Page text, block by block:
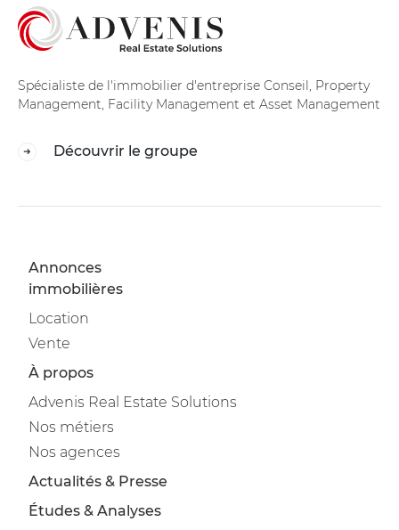
Spécialiste de l'immobilier d'entreprise Conseil, Property
Management, Facility Management et Asset Management
Découvrir le groupe
Annonces
immobilières
Location
Vente
À propos
Advenis Real Estate Solutions
Nos métiers
Nos agences
Actualités & Presse
Études & Analyses